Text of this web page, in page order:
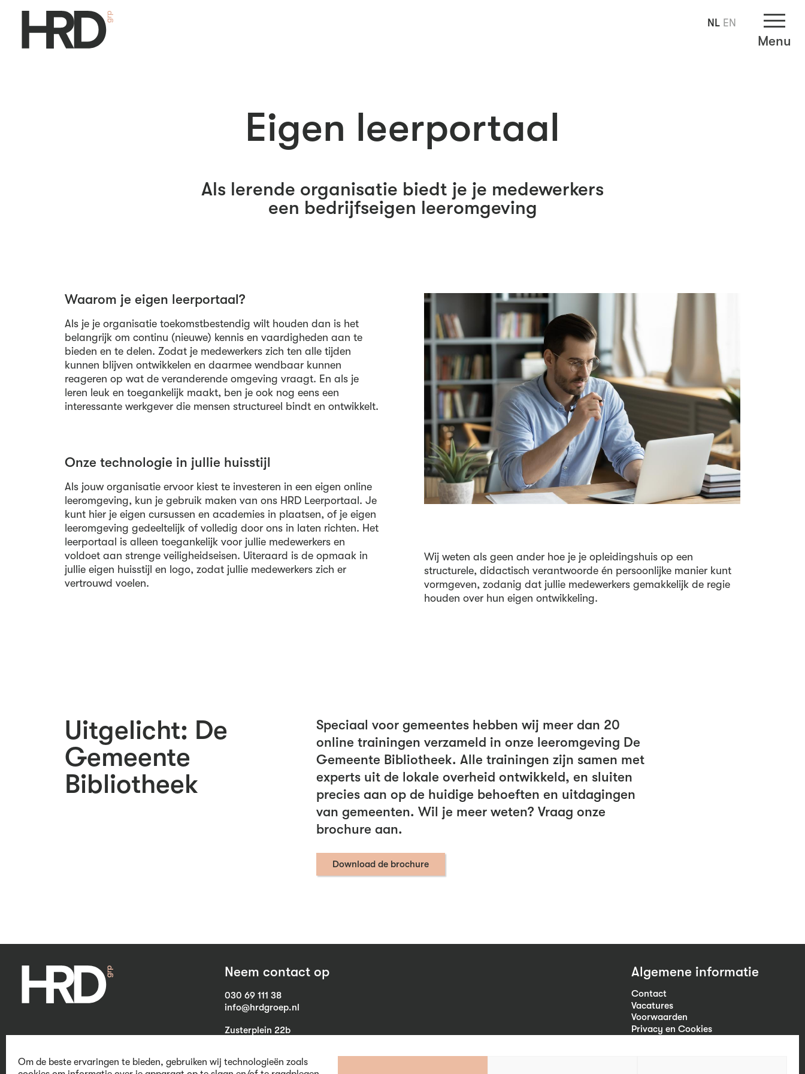
Om de beste ervaringen te bieden, gebruiken wij technologieën zoals
Menu
Eigen leerportaal
Als lerende organisatie biedt je je medewerkers
een bedrijfseigen leeromgeving
Waarom je eigen leerportaal?
Als je je organisatie toekomstbestendig wilt houden dan is het
belangrijk om continu (nieuwe) kennis en vaardigheden aan te
bieden en te delen. Zodat je medewerkers zich ten alle tijden
kunnen blijven ontwikkelen en daarmee wendbaar kunnen
reageren op wat de veranderende omgeving vraagt. En als je
leren leuk en toegankelijk maakt, ben je ook nog eens een
interessante werkgever die mensen structureel bindt en ontwikkelt.
Onze technologie in jullie huisstijl
Als jouw organisatie ervoor kiest te investeren in een eigen online
leeromgeving, kun je gebruik maken van ons HRD Leerportaal. Je
kunt hier je eigen cursussen en academies in plaatsen, of je eigen
leeromgeving gedeeltelijk of volledig door ons in laten richten. Het
leerportaal is alleen toegankelijk voor jullie medewerkers en
voldoet aan strenge veiligheidseisen. Uiteraard is de opmaak in
jullie eigen huisstijl en logo, zodat jullie medewerkers zich er
vertrouwd voelen.
Wij weten als geen ander hoe je je opleidingshuis op een
structurele, didactisch verantwoorde én persoonlijke manier kunt
vormgeven, zodanig dat jullie medewerkers gemakkelijk de regie
houden over hun eigen ontwikkeling.
Uitgelicht: De
Gemeente
Bibliotheek
Speciaal voor gemeentes hebben wij meer dan 20
online trainingen verzameld in onze leeromgeving De
Gemeente Bibliotheek. Alle trainingen zijn samen met
experts uit de lokale overheid ontwikkeld, en sluiten
precies aan op de huidige behoeften en uitdagingen
van gemeenten. Wil je meer weten? Vraag onze
brochure aan.
Download de brochure
Neem contact op
030 69 111 38
info@hrdgroep.nl
Zusterplein 22b
Algemene informatie
Contact
Vacatures
Voorwaarden
Privacy en Cookies
NL EN